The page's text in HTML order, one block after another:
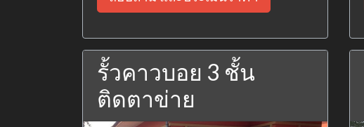
รั้วคาวบอย 3 ชั้น
ติดตาข่าย